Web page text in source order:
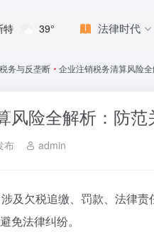
特 39° 法律时代
税务与反垄断 • 企业注销税务清算风险
风险全解析：防
布 admin
涉及欠税追缴、罚款、法律
免法律纠纷。